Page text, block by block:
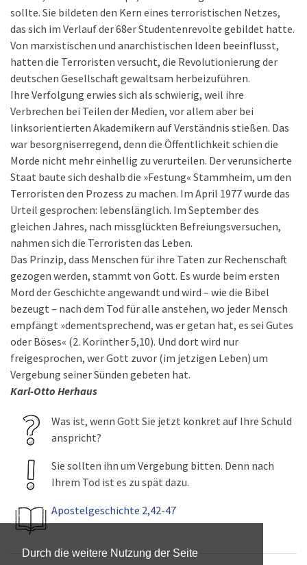
Durch die weitere Nutzung der Seite
sollte. Sie bildeten den Kern eines terroristischen Netzes,
das sich im Verlauf der 68er Studentenrevolte gebildet hatte.
Von marxistischen und anarchistischen Ideen beeinflusst,
hatten die Terroristen versucht, die Revolutionierung der
deutschen Gesellschaft gewaltsam herbeizuführen.
Ihre Verfolgung erwies sich als schwierig, weil ihre
Verbrechen bei Teilen der Medien, vor allem aber bei
linksorientierten Akademikern auf Verständnis stießen. Das
war besorgniserregend, denn die Öffentlichkeit schien die
Morde nicht mehr einhellig zu verurteilen. Der verunsicherte
Staat baute sich deshalb die »Festung« Stammheim, um den
Terroristen den Prozess zu machen. Im April 1977 wurde das
Urteil gesprochen: lebenslänglich. Im September des
gleichen Jahres, nach missglückten Befreiungsversuchen,
nahmen sich die Terroristen das Leben.
Das Prinzip, dass Menschen für ihre Taten zur Rechenschaft
gezogen werden, stammt von Gott. Es wurde beim ersten
Mord der Geschichte angewandt und wird – wie die Bibel
bezeugt – nach dem Tod für alle anstehen, wo jeder Mensch
empfängt »dementsprechend, was er getan hat, es sei Gutes
oder Böses« (2. Korinther 5,10). Und dort wird nur
freigesprochen, wer Gott zuvor (im jetzigen Leben) um
Vergebung seiner Sünden gebeten hat.
Karl-Otto Herhaus
Was ist, wenn Gott Sie jetzt konkret auf Ihre Schuld
anspricht?
Sie sollten ihn um Vergebung bitten. Denn nach
Ihrem Tod ist es zu spät dazu.
Apostelgeschichte 2,42-47